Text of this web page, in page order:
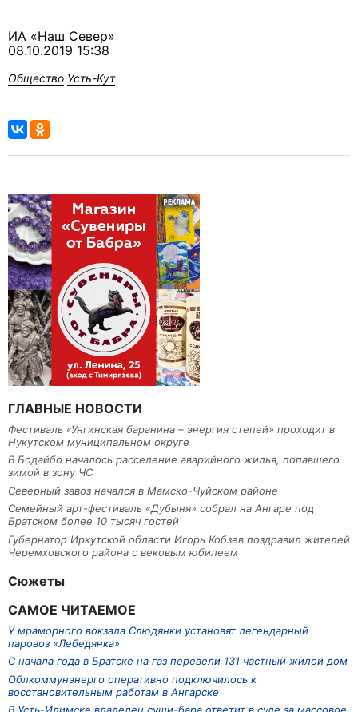
ИА «Наш Север»
08.10.2019 15:38
Общество Усть-Кут
ГЛАВНЫЕ НОВОСТИ
Фестиваль «Унгинская баранина – энергия степей» проходит в
Нукутском муниципальном округе
В Бодайбо началось расселение аварийного жилья, попавшего
зимой в зону ЧС
Северный завоз начался в Мамско-Чуйском районе
Семейный арт-фестиваль «Дубыня» собрал на Ангаре под
Братском более 10 тысяч гостей
Губернатор Иркутской области Игорь Кобзев поздравил жителей
Черемховского района с вековым юбилеем
Сюжеты
САМОЕ ЧИТАЕМОЕ
У мраморного вокзала Слюдянки установят легендарный
паровоз «Лебедянка»
С начала года в Братске на газ перевели 131 частный жилой дом
Облкоммунэнерго оперативно подключилось к
восстановительным работам в Ангарске